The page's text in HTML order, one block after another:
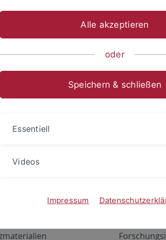
um sich anzumelden:
Netzwerk
ALMA
Alle akzeptieren
oder
Speichern & schließen
Essentiell
Videos
Impressum